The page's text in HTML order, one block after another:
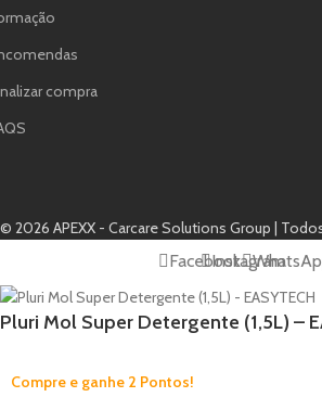
compra
© 2026 APEXX - Carcare Solutions Group |
FacebookInstagram
Pluri Mol Super Detergente (1,5L) –
Compre e ganhe 2 Pontos!